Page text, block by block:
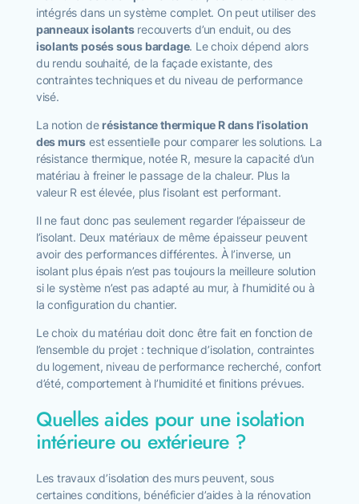
intégrés dans un système complet. On peut utiliser des
panneaux isolantsrecouverts d’un enduit, ou des
isolants posés sous bardage. Le choix dépend alors
du rendu souhaité, de la façade existante, des
contraintes techniques et du niveau de performance
visé.
La notion derésistance thermique R dans l’isolation
des murs est essentielle pour comparer les solutions. La
résistance thermique, notée R, mesure la capacité d’un
matériau à freiner le passage de la chaleur. Plus la
valeur R est élevée, plus l’isolant est performant.
Il ne faut donc pas seulement regarder l’épaisseur de
l’isolant. Deux matériaux de même épaisseur peuvent
avoir des performances différentes. À l’inverse, un
isolant plus épais n’est pas toujours la meilleure solution
si le système n’est pas adapté au mur, à l’humidité ou à
la configuration du chantier.
Le choix du matériau doit donc être fait en fonction de
l’ensemble du projet : technique d’isolation, contraintes
du logement, niveau de performance recherché, confort
d’été, comportement à l’humidité et finitions prévues.
Quelles aides pour une isolation
intérieure ou extérieure ?
Les travaux d’isolation des murs peuvent, sous
certaines conditions, bénéficier d’aides à la rénovation